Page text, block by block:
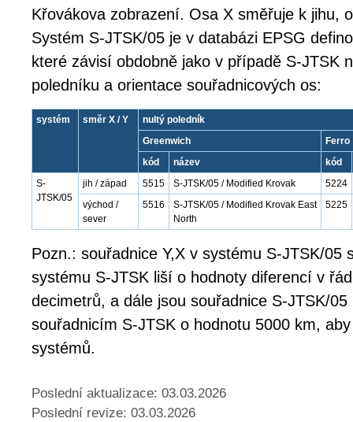
Křovákova zobrazení. Osa X směřuje k jihu,
Systém S-JTSK/05 je v databázi EPSG
které závisí obdobně jako v případě S-JTSK
poledníku a orientace souřadnicových os:
systém směr X / Y
nultý poledník
Greenwich
Ferro
kód
název
kód
S-
JTSK/05
jih / západ 5515 S-JTSK/05 / Modified Krovak
5224
východ /
sever
5516
S-JTSK/05 / Modified Krovak East
North
5225
Pozn.: souřadnice Y,X v systému S-JTSK/05
systému S-JTSK liší o hodnoty diferencí v
decimetrů, a dále jsou souřadnice S-JTSK/05
souřadnicím S-JTSK o hodnotu 5000 km,
systémů.
Poslední aktualizace: 03.03.2026
Poslední revize: 03.03.2026